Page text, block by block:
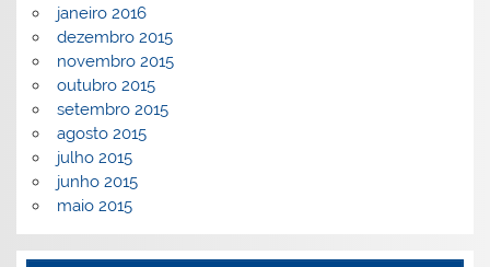
janeiro 2016
dezembro 2015
novembro 2015
outubro 2015
setembro 2015
agosto 2015
julho 2015
junho 2015
maio 2015